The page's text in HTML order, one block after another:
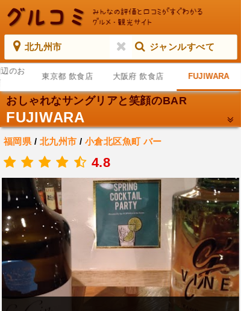
北九州市 ジャンルすべて
のお
東京都 飲食店 大阪府 飲食店 FUJlWARA
おしゃれなサングリアと笑顔のBAR
FUJlWARA
福岡県 / 北九州市 / 小倉北区魚町 バー
4.8